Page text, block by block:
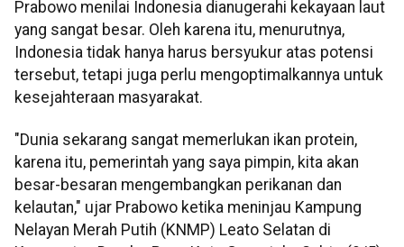
Prabowo menilai Indonesia dianugerahi kekayaan laut
yang sangat besar. Oleh karena itu, menurutnya,
Indonesia tidak hanya harus bersyukur atas potensi
tersebut, tetapi juga perlu mengoptimalkannya untuk
kesejahteraan masyarakat.
"Dunia sekarang sangat memerlukan ikan protein,
karena itu, pemerintah yang saya pimpin, kita akan
besar-besaran mengembangkan perikanan dan
kelautan," ujar Prabowo ketika meninjau Kampung
Nelayan Merah Putih (KNMP) Leato Selatan di